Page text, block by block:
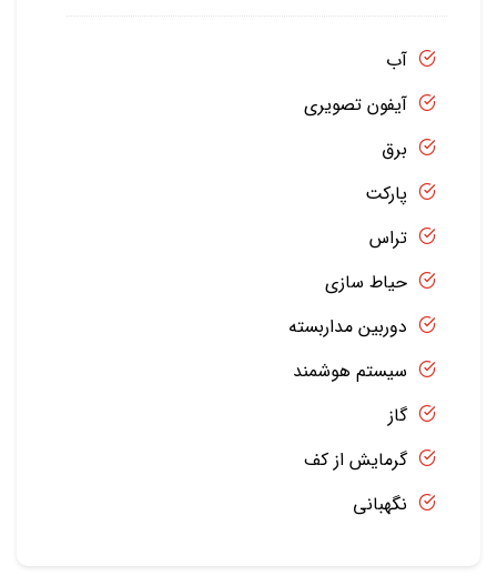
آب
آیفون تصویری
برق
پارکت
تراس
حیاط سازی
دوربین مداربسته
سیستم هوشمند
گاز
گرمایش از کف
نگهبانی